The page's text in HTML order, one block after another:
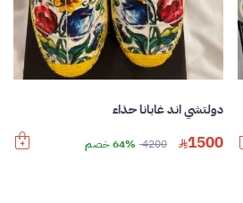
دولتشي اند غابانا حذاء
1500
4200 64% خصم